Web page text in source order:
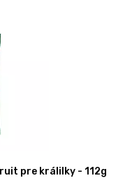
pre králilky - 112g